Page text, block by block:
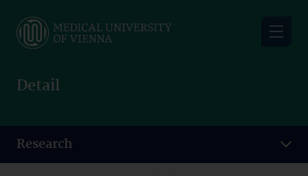
main
Detail
Research